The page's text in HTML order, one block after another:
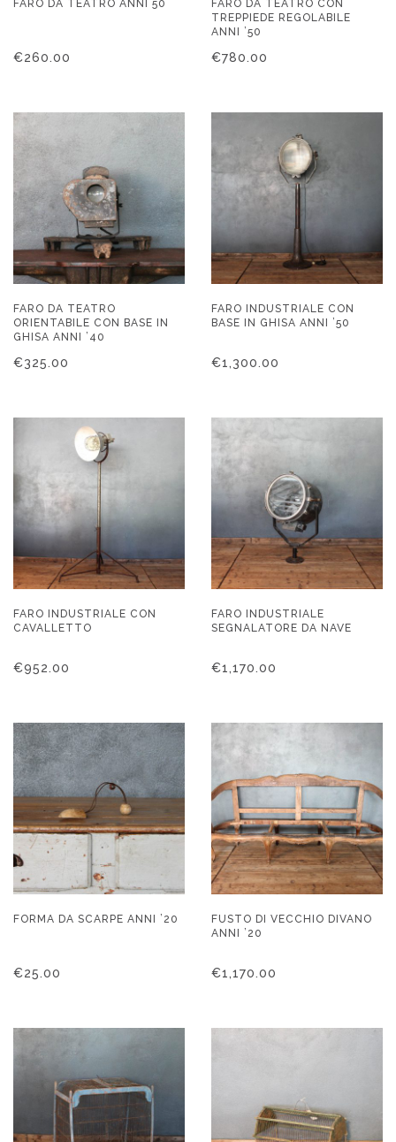
FARO DA TEATRO ANNI 50
€260.00
FARO DA TEATRO CON
TREPPIEDE REGOLABILE
ANNI ’50
€780.00
FARO DA TEATRO
ORIENTABILE CON BASE IN
GHISA ANNI ’40
€325.00
FARO INDUSTRIALE CON
BASE IN GHISA ANNI ’50
€1,300.00
FARO INDUSTRIALE CON
CAVALLETTO
€952.00
FARO INDUSTRIALE
SEGNALATORE DA NAVE
€1,170.00
FORMA DA SCARPE ANNI ’20
€25.00
FUSTO DI VECCHIO DIVANO
ANNI ’20
€1,170.00